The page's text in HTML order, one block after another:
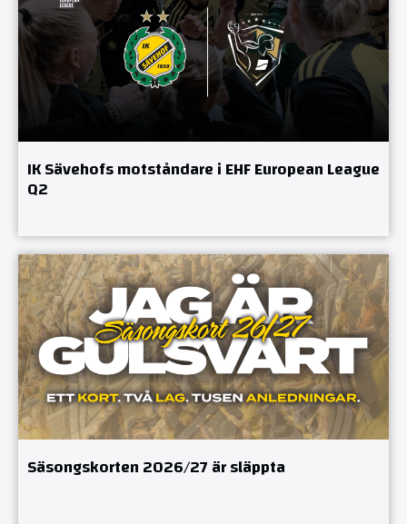
IK Sävehofs motståndare i EHF European League
Q2
Säsongskorten 2026/27 är släppta